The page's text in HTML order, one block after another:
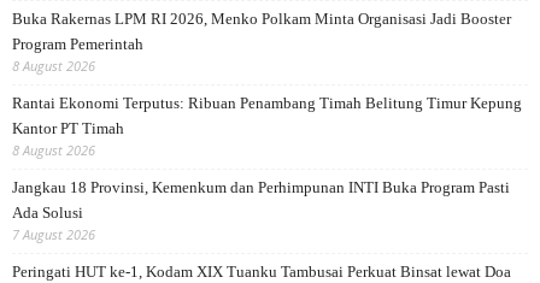
Buka Rakernas LPM RI 2026, Menko Polkam Minta Organisasi Jadi Booster
Program Pemerintah
8 August 2026
Rantai Ekonomi Terputus: Ribuan Penambang Timah Belitung Timur Kepung
Kantor PT Timah
8 August 2026
Jangkau 18 Provinsi, Kemenkum dan Perhimpunan INTI Buka Program Pasti
Ada Solusi
7 August 2026
Peringati HUT ke-1, Kodam XIX Tuanku Tambusai Perkuat Binsat lewat Doa